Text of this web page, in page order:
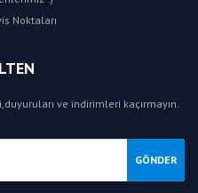
Noktaları
ve indirimleri kaçırmayın.
GÖNDER